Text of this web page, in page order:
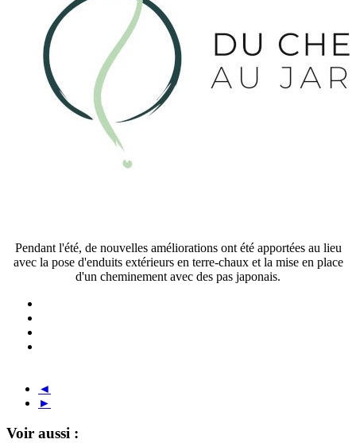
Pendant l'été, de nouvelles améliorations ont été apportées au lieu
avec la pose d'enduits extérieurs en terre-chaux et la mise en place
d'un cheminement avec des pas japonais.
◄
►
Voir aussi :